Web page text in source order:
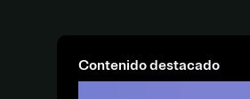
Contenido destacado